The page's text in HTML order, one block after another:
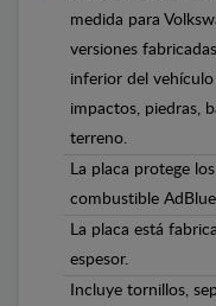
medida para
versiones
inferior del
impactos, piedras,
terreno.
La placa protege
combustible
La placa está
espesor.
Incluye tornillos,